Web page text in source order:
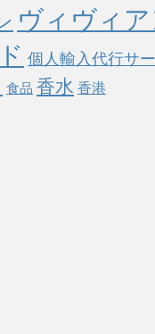
ヴィヴィ
個人輸入代行サ
食品 香水 香港